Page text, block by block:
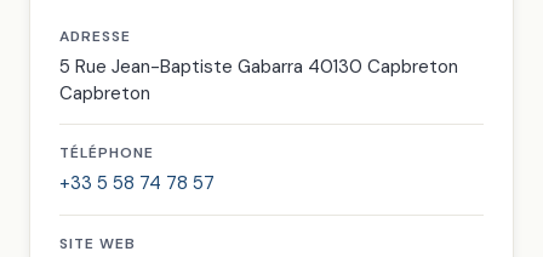
ADRESSE
5 Rue Jean-Baptiste Gabarra 40130 Capbreton
Capbreton
TÉLÉPHONE
+33 5 58 74 78 57
SITE WEB